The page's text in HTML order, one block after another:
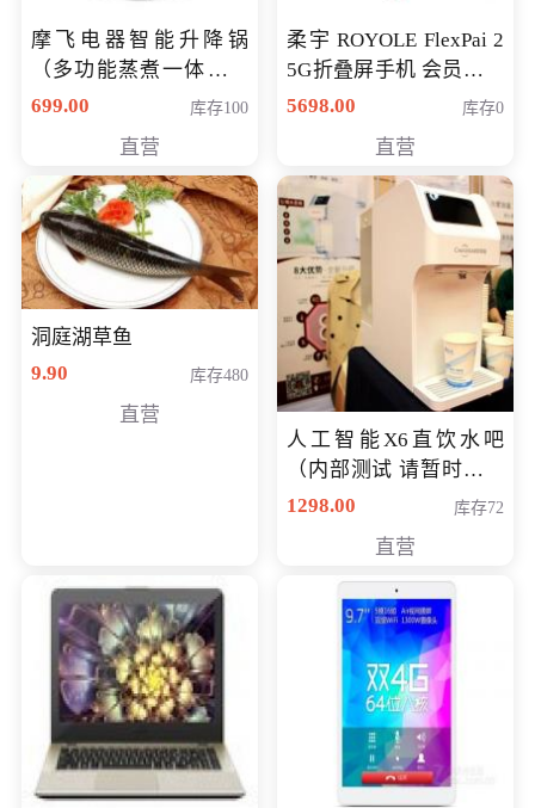
摩飞电器智能升降锅
（多功能蒸煮一体锅）
（智能升降养生锅） 会
699.00 库存100
直营
柔宇 ROYOLE FlexPai 2
5G折叠屏手机 会员专享
购买价格 4998元
5698.00 库存0
直营
洞庭湖草鱼
9.90
库存480
直营
人工智能X6直饮水吧
（内部测试 请暂时不要
购买）
1298.00 库存72
直营